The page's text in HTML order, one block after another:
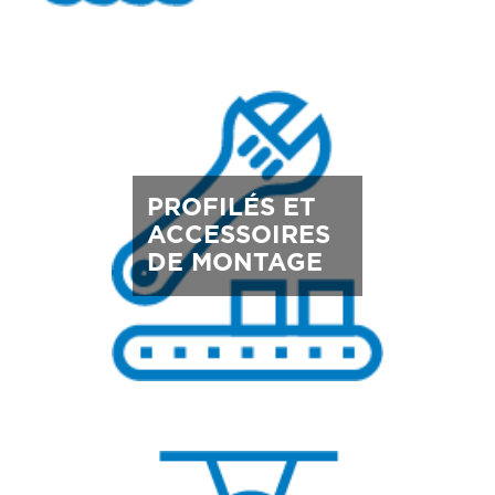
PROFILÉS ET
ACCESSOIRES
DE MONTAGE